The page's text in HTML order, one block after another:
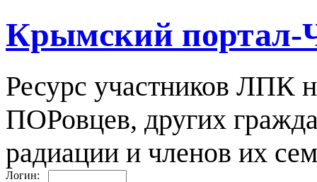
Крымский портал-
Ресурс участников ЛПК
ПОРовцев, других
радиации и членов их
Логин: